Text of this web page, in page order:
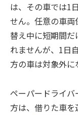
は、その車では1
せん。任意の車
替え中に短期間
れませんが、1日
方の車は対象外に
ペーパードライ
方は、借りた車